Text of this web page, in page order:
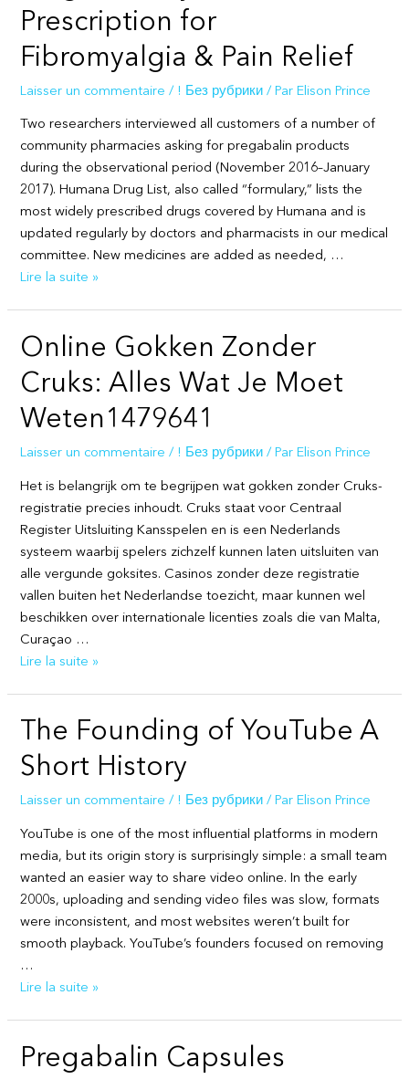
Prescription for
Fibromyalgia & Pain Relief
Laisser un commentaire / ! Без рубрики / Par Elison Prince
Two researchers interviewed all customers of a number of
community pharmacies asking for pregabalin products
during the observational period (November 2016–January
2017). Humana Drug List, also called “formulary,” lists the
most widely prescribed drugs covered by Humana and is
updated regularly by doctors and pharmacists in our medical
committee. New medicines are added as needed, …
Pregabalin
Prescription
Fibromyalgia
&
Pain
Relief
Lire la suite »
Online Gokken Zonder
Cruks: Alles Wat Je Moet
Weten1479641
Laisser un commentaire / ! Без рубрики / ParElison Prince
Het is belangrijk om te begrijpen wat gokken zonder Cruks-
registratie precies inhoudt. Cruks staat voor Centraal
Register Uitsluiting Kansspelen en is een Nederlands
systeem waarbij spelers zichzelf kunnen laten uitsluiten van
alle vergunde goksites. Casinos zonder deze registratie
vallen buiten het Nederlandse toezicht, maar kunnen wel
beschikken over internationale licenties zoals die van Malta,
Curaçao …
Online
Cruks:
Wat
Je
Weten1479641
Lire la suite »
The Founding of YouTube A
Short History
Laisser un commentaire / ! Без рубрики / ParElison Prince
YouTube is one of the most influential platforms in modern
media, but its origin story is surprisingly simple: a small team
wanted an easier way to share video online. In the early
2000s, uploading and sending video files was slow, formats
were inconsistent, and most websites weren’t built for
smooth playback. YouTube’s founders focused on removing
…
The
YouTube
Lire la suite »
Pregabalin Capsules